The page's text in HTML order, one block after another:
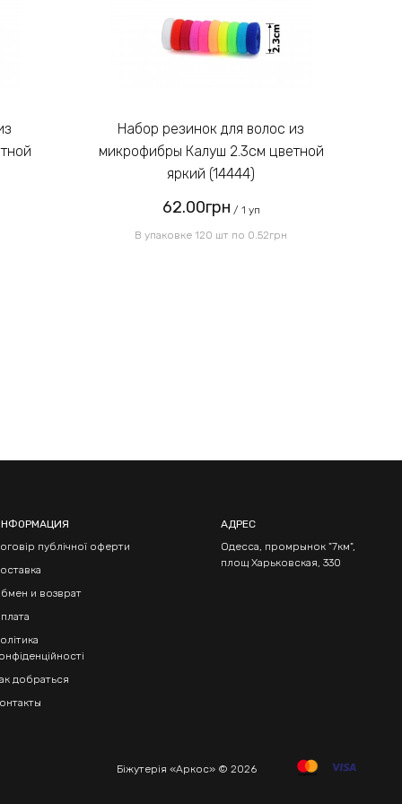
Отправить
Набор резинок для волос из
микрофибры Калуш 2.3см цветной
яркий (14444)
62.00грн / 1 уп
В упаковке 120 шт по 0.52грн
публічної оферти
и возврат
добраться
АДРЕС
Одесса, промрынок "7км",
площ Харьковская, 330
Біжутерія «Аркос» © 2026